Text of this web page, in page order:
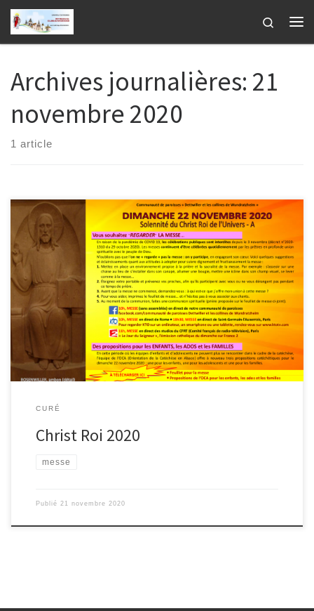
Passer au contenu
Search
Archives journalières: 21
novembre 2020
1 article
CURÉ
Christ Roi 2020
messe
Publié 21 novembre 2020